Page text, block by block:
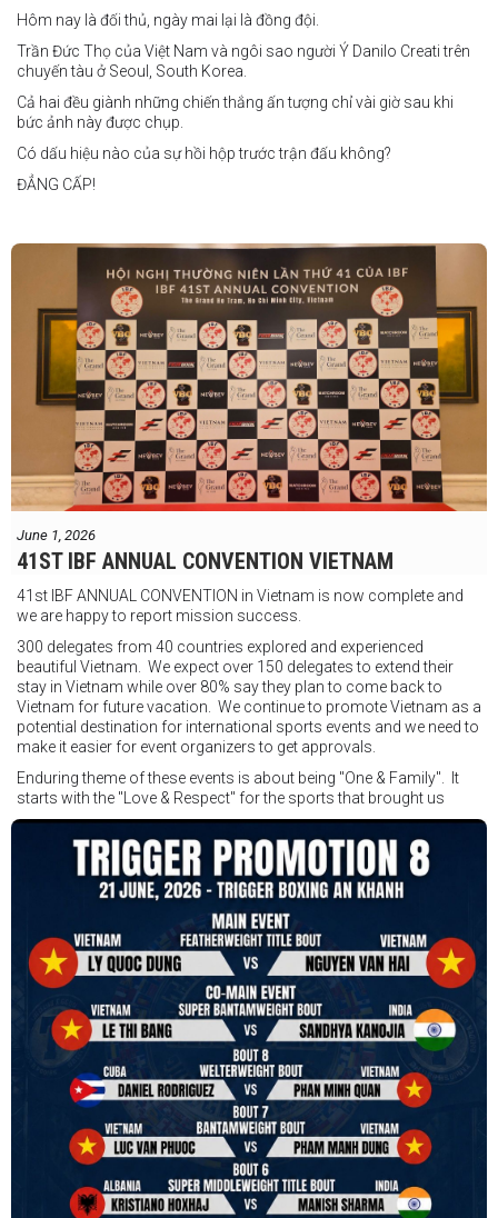
Philippines
"Tôi biết mình bắt đầu sự nghiệp quyền Anh nhà nghề khá muộn, vì
vậy tôi phải trân trọng và nắm bắt mọi cơ hội đến với mình."
FIGHTS IN THE CITY
Được tổ chức bởi Jamie Myer Productions
Jesse Travers vs Fidelis Laia
Thông tin sự kiện:
Ngày: 18 tháng 7
Địa điểm: Mantra on View, Surfers Paradise, Queensland, Úc
Hôm nay là đối thủ, ngày mai lại là đồng đội.
Trần Đức Thọ của Việt Nam và ngôi sao người Ý Danilo Creati trên
chuyến tàu ở Seoul, South Korea.
Cả hai đều giành những chiến thắng ấn tượng chỉ vài giờ sau khi
bức ảnh này được chụp.
Có dấu hiệu nào của sự hồi hộp trước trận đấu không?
ĐẲNG CẤP!
June 1, 2026
41ST IBF ANNUAL CONVENTION VIETNAM
41st IBF ANNUAL CONVENTION in Vietnam is now complete and
we are happy to report mission success.
300 delegates from 40 countries explored and experienced
beautiful Vietnam. We expect over 150 delegates to extend their
stay in Vietnam while over 80% say they plan to come back to
Vietnam for future vacation. We continue to promote Vietnam as a
potential destination for international sports events and we need to
make it easier for event organizers to get approvals.
Enduring theme of these events is about being "One & Family". It
starts with the "Love & Respect" for the sports that brought us
together. To help each other get better, to share experiences, and
remembering that it is all about protecting the safety of the boxers
in and out of the ring. It is not about power over them but rather
power to serve, guide, advice, and respect the path they chose. We
strive to make it a little smoother and safer.
VBO is pleased to welcome
Vietnam Boxing Federation - VBF
to join the convention in the organizing committee. We are joining
hands to restart professional boxing in Vietnam. Stay stuned.
We will release more photos once IBF has had the chance to
review them and release it officially.
#ibfconvention
#grandhotram
#professionalboxing
#41stibfconvention